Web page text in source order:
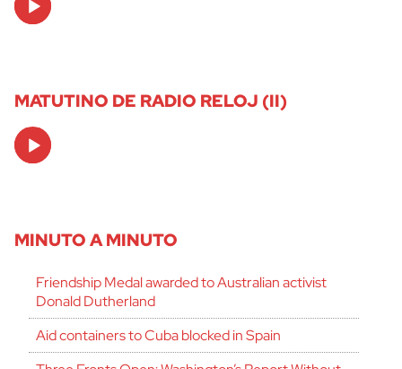
Player
MATUTINO DE RADIO RELOJ (II)
Audio
Player
MINUTO A MINUTO
Friendship Medal awarded to Australian activist
Donald Dutherland
Aid containers to Cuba blocked in Spain